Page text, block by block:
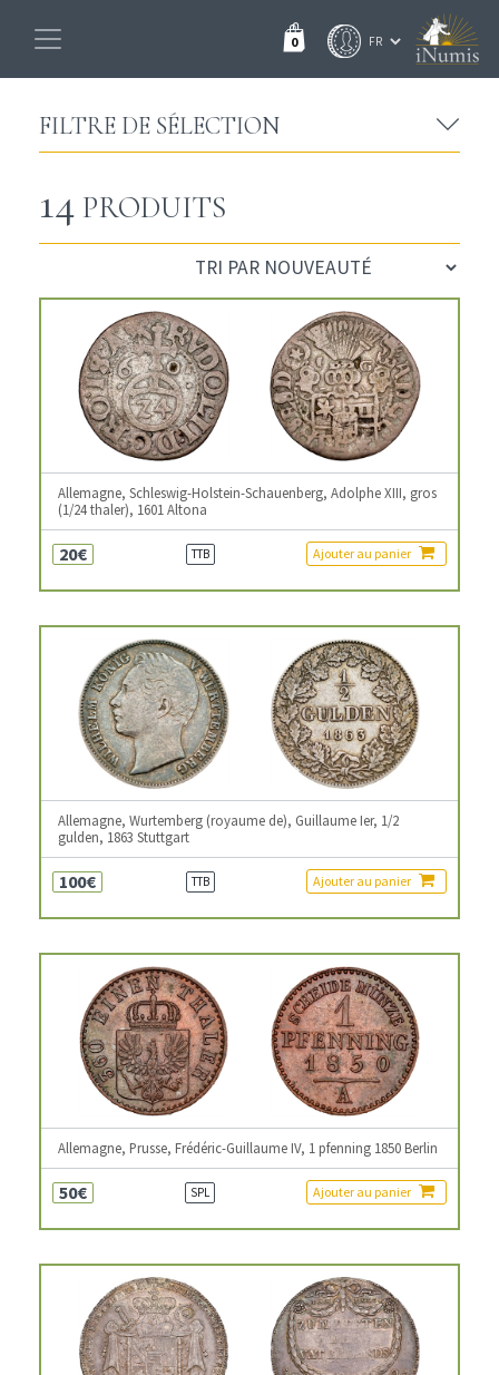
0
FILTRE DE SÉLECTION
14 PRODUITS
Allemagne, Schleswig-Holstein-Schauenberg, Adolphe XIII, gros
(1/24 thaler), 1601 Altona
20€ TTB Ajouter au panier
Allemagne, Wurtemberg (royaume de), Guillaume Ier, 1/2
gulden, 1863 Stuttgart
100€ TTB Ajouter au panier
Allemagne, Prusse, Frédéric-Guillaume IV, 1 pfenning 1850 Berlin
50€ SPL Ajouter au panier